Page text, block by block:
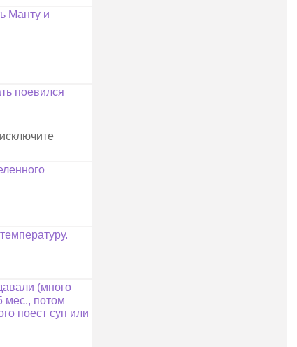
Манту и
поевился
(много
мес., потом
поест суп или